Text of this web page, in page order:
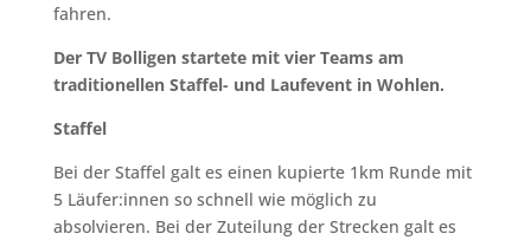
fahren.
Der TV Bolligen startete mit vier Teams am
traditionellen Staffel- und Laufevent in Wohlen.
Staffel
Bei der Staffel galt es einen kupierte 1km Runde mit
5 Läufer:innen so schnell wie möglich zu
absolvieren. Bei der Zuteilung der Strecken galt es